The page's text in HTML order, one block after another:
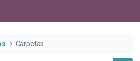
Carpetas